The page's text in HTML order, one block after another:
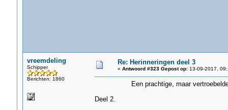
vreemdeling
Schipper
Berichten: 1860
Re: Herinneringen deel 3
« Antwoord #323 Gepost op:13-09-2017,
Een prachtige, maar vertroebelde
Deel 2.